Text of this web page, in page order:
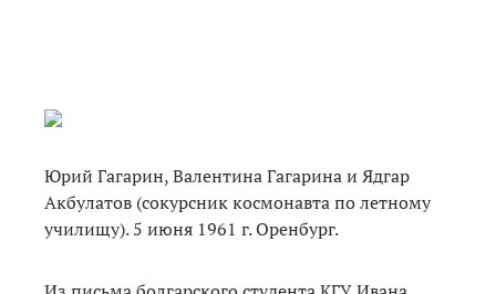
Юрий Гагарин, Валентина Гагарина и Ядгар
Акбулатов (сокурсник космонавта по летному
училищу). 5 июня 1961 г. Оренбург.